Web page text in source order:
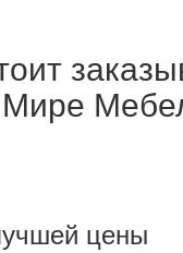
цены